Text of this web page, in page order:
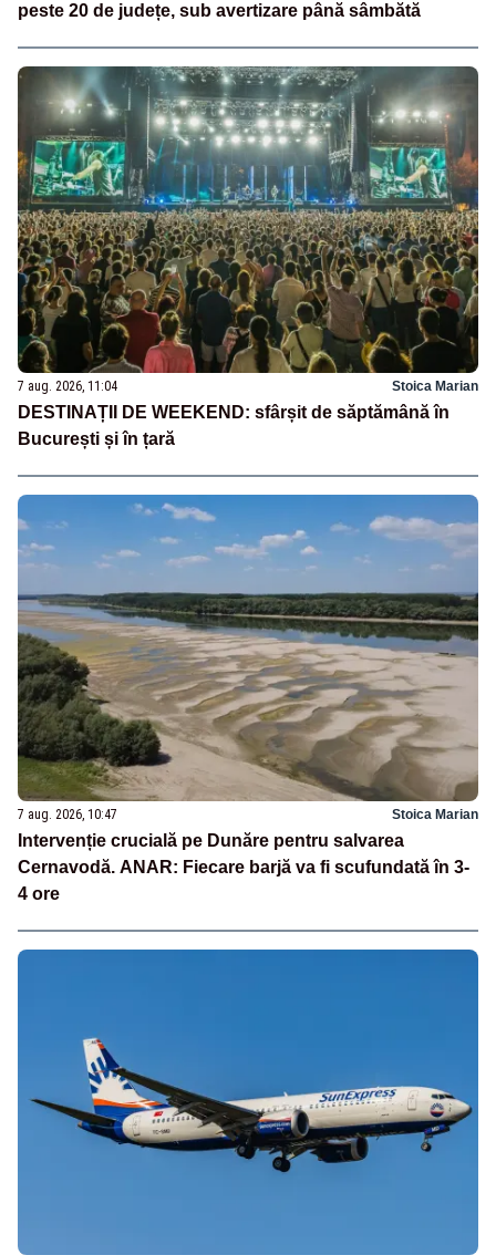
peste 20 de județe, sub avertizare până sâmbătă
7 aug. 2026, 11:04 Stoica Marian
DESTINAȚII DE WEEKEND: sfârșit de săptămână în
București și în țară
7 aug. 2026, 10:47 Stoica Marian
Intervenție crucială pe Dunăre pentru salvarea
Cernavodă. ANAR: Fiecare barjă va fi scufundată în 3-
4 ore